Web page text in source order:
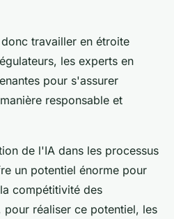
travailler en étroite
les experts en
pour s'assurer
responsable et
de l'IA dans les processus
un potentiel énorme pour
compétitivité des
pour réaliser ce potentiel, les